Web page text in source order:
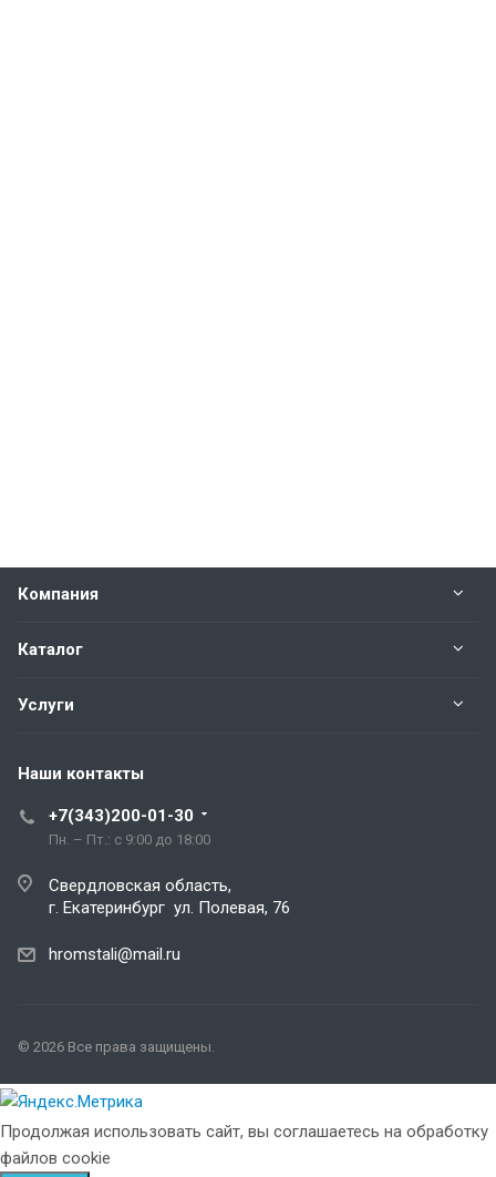
Компания
Каталог
Услуги
Наши контакты
+7(343)200-01-30
Пн. – Пт.: с 9:00 до 18:00
Свердловская область,
г. Екатеринбург ул. Полевая, 76
hromstali@mail.ru
© 2026 Все права защищены.
Продолжая использовать сайт, вы соглашаетесь на обработку
файлов cookie